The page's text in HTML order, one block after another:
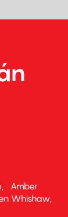
Amber
Whishaw